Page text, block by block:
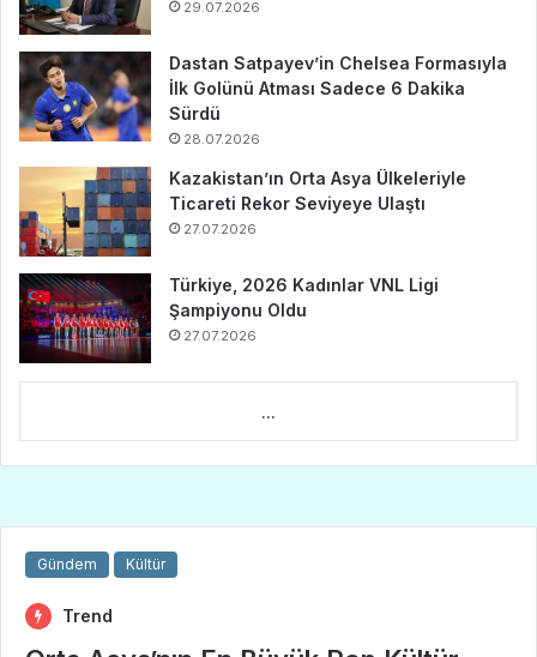
29.07.2026
Dastan Satpayev’in Chelsea Formasıyla
İlk Golünü Atması Sadece 6 Dakika
Sürdü
28.07.2026
Kazakistan’ın Orta Asya Ülkeleriyle
Ticareti Rekor Seviyeye Ulaştı
27.07.2026
Türkiye, 2026 Kadınlar VNL Ligi
Şampiyonu Oldu
27.07.2026
...